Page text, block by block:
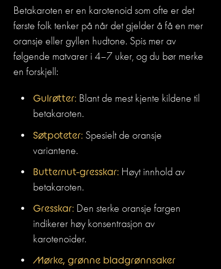
Betakaroten er en karotenoid som ofte er det
første folk tenker på når det gjelder å få en mer
oransje eller gyllen hudtone. Spis mer av
følgende matvarer i 4–7 uker, og du bør merke
en forskjell:
Gulrøtter: Blant de mest kjente kildene til
betakaroten.
Søtpoteter: Spesielt de oransje
variantene.
Butternut-gresskar: Høyt innhold av
betakaroten.
Gresskar: Den sterke oransje fargen
indikerer høy konsentrasjon av
karotenoider.
Mørke, grønne bladgrønnsaker